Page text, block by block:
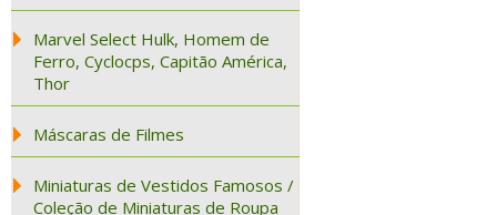
Marvel Select Hulk, Homem de
Ferro, Cyclocps, Capitão América,
Thor
Máscaras de Filmes
Miniaturas de Vestidos Famosos /
Coleção de Miniaturas de Roupa